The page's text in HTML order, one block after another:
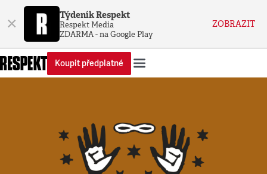
× Týdeník Respekt
Respekt Media
ZDARMA - na Google Play
ZOBRAZIT
Koupit předplatné